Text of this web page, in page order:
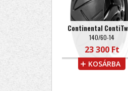
Continental
140/60-14
23 300 Ft
KOSÁRBA